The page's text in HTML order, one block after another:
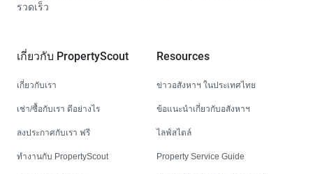
รวดเร็ว
เกี่ยวกับ PropertyScout
เกี่ยวกับเรา
เช่า/ซื้อกับเรา ดีอย่างไร
ลงประกาศกับเรา ฟรี
ทำงานกับ PropertyScout
Resources
ข่าวอสังหาฯ ในประเทศไทย
ข้อแนะนำเกี่ยวกับอสังหาฯ
ไลฟ์สไตล์
Property Service Guide